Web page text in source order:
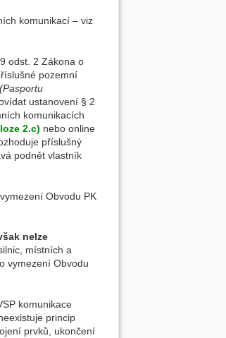
komunikací – viz
odst. 2 Zákona o
pozemní
(Pasportu
ustanovení § 2
komunikacích
2.c) nebo online
příslušný
podnět vlastník
vymezení Obvodu PK
nelze
místních a
vymezení Obvodu
komunikace
princip
prvků, ukončení